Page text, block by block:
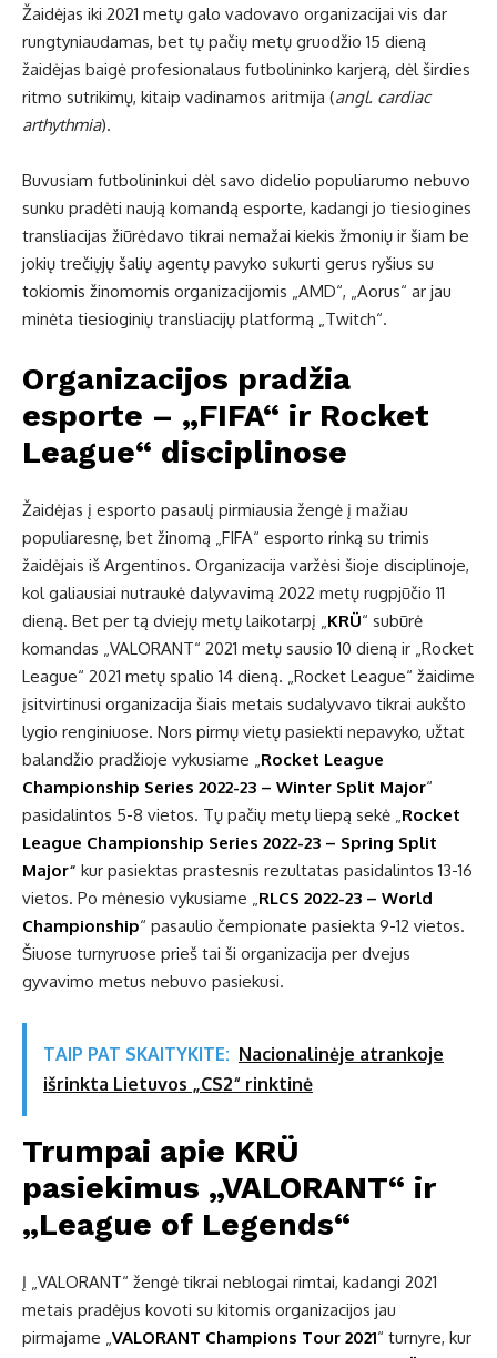
Žaidėjas iki 2021 metų galo vadovavo organizacijai vis dar
rungtyniaudamas, bet tų pačių metų gruodžio 15 dieną
žaidėjas baigė profesionalaus futbolininko karjerą, dėl širdies
ritmo sutrikimų, kitaip vadinamos aritmija (angl. cardiac
arthythmia).
Buvusiam futbolininkui dėl savo didelio populiarumo nebuvo
sunku pradėti naują komandą esporte, kadangi jo tiesiogines
transliacijas žiūrėdavo tikrai nemažai kiekis žmonių ir šiam be
jokių trečiųjų šalių agentų pavyko sukurti gerus ryšius su
tokiomis žinomomis organizacijomis „AMD“, „Aorus“ ar jau
minėta tiesioginių transliacijų platformą „Twitch“.
Organizacijos pradžia
esporte – „FIFA“ ir Rocket
League“ disciplinose
Žaidėjas į esporto pasaulį pirmiausia žengė į mažiau
populiaresnę, bet žinomą „FIFA“ esporto rinką su trimis
žaidėjais iš Argentinos. Organizacija varžėsi šioje disciplinoje,
kol galiausiai nutraukė dalyvavimą 2022 metų rugpjūčio 11
dieną. Bet per tą dviejų metų laikotarpį „KRÜ“ subūrė
komandas „VALORANT“ 2021 metų sausio 10 dieną ir „Rocket
League“ 2021 metų spalio 14 dieną. „Rocket League“ žaidime
įsitvirtinusi organizacija šiais metais sudalyvavo tikrai aukšto
lygio renginiuose. Nors pirmų vietų pasiekti nepavyko, užtat
balandžio pradžioje vykusiame „Rocket League
Championship Series 2022-23 – Winter Split Major“
pasidalintos 5-8 vietos. Tų pačių metų liepą sekė „Rocket
League Championship Series 2022-23 – Spring Split
Major“ kur pasiektas prastesnis rezultatas pasidalintos 13-16
vietos. Po mėnesio vykusiame „RLCS 2022-23 – World
Championship“ pasaulio čempionate pasiekta 9-12 vietos.
Šiuose turnyruose prieš tai ši organizacija per dvejus
gyvavimo metus nebuvo pasiekusi.
TAIP PAT SKAITYKITE: Nacionalinėje atrankoje
išrinkta Lietuvos „CS2“ rinktinė
Trumpai apie KRÜ
pasiekimus „VALORANT“ ir
„League of Legends“
Į „VALORANT“ žengė tikrai neblogai rimtai, kadangi 2021
metais pradėjus kovoti su kitomis organizacijos jau
pirmajame „VALORANT Champions Tour 2021“ turnyre, kur